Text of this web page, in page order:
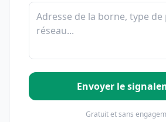
Envoyer le
Gratuit et sans